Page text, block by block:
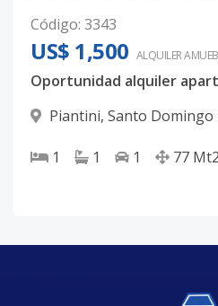
Código: 3343
US$ 1,500 ALQUILER
Oportunidad alquiler
Piantini, Santo Domingo
1 1 1 77 Mt2